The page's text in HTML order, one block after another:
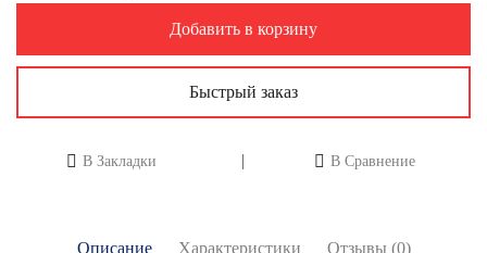
Добавить в корзину
Быстрый заказ
В Закладки В Сравнение
Описание Характеристики Отзывы (0)